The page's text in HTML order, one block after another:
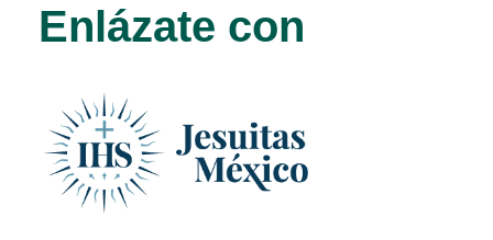
Enlázate con